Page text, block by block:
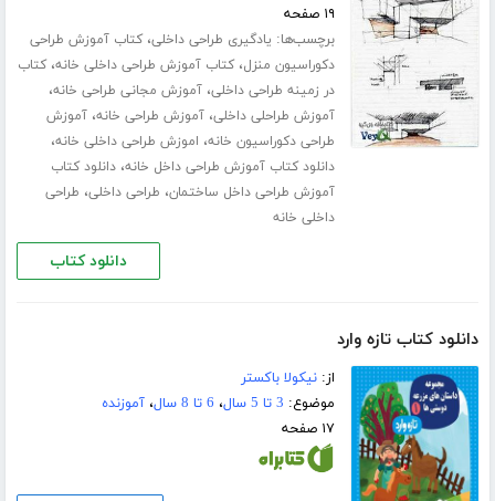
۱۹ صفحه
برچسب‌ها: یادگیری طراحی داخلی،کتاب آموزش طراحی
دکوراسیون منزل،کتاب آموزش طراحی داخلی خانه،کتاب
در زمینه طراحی داخلی،آموزش مجانی طراحی خانه،
آموزش طراحلی داخلی،آموزش طراحی خانه،آموزش
طراحی دکوراسیون خانه، اموزش طراحی داخلی خانه،
دانلود کتاب آموزش طراحی داخل خانه،دانلود کتاب
آموزش طراحی داخل ساختمان، طراحی داخلی، طراحی
داخلی خانه
دانلود کتاب
دانلود کتاب تازه وارد
از:نیکولا باکستر
موضوع: 3 تا 5 سال ، 6 تا 8 سال ،آموزنده
۱۷ صفحه